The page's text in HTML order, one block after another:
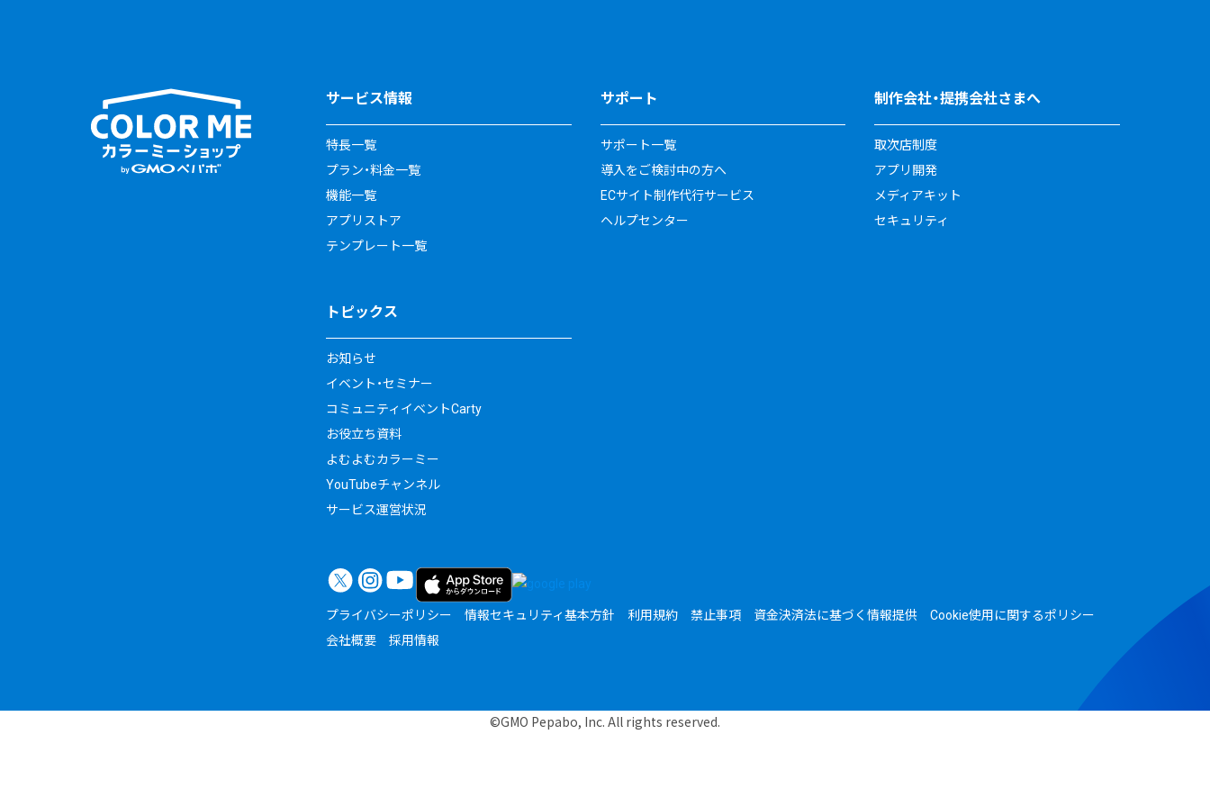
サービス情報
特長一覧
プラン・料金一覧
機能一覧
アプリストア
テンプレート一覧
サポート
サポート一覧
導入をご検討中の方へ
ECサイト制作代行サービス
ヘルプセンター
制作会社・提携会社さまへ
取次店制度
アプリ開発
メディアキット
セキュリティ
トピックス
お知らせ
イベント・セミナー
コミュニティイベントCarty
お役立ち資料
よむよむカラーミー
YouTubeチャンネル
サービス運営状況
プライバシーポリシー 情報セキュリティ基本方針 利用規約 禁止事項 資金決済法に基づく情報提供
Cookie使用に関するポリシー
会社概要
採用情報
©GMO Pepabo, Inc. All rights reserved.